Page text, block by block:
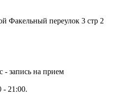
Факельный переулок 3 стр 2
21:00.